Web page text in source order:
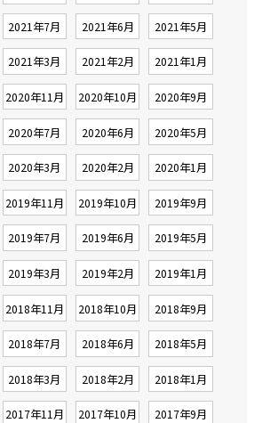
2021年7月 2021年6月 2021年5月
2021年3月 2021年2月 2021年1月
2020年11月 2020年10月 2020年9月
2020年7月 2020年6月 2020年5月
2020年3月 2020年2月 2020年1月
2019年11月 2019年10月 2019年9月
2019年7月 2019年6月 2019年5月
2019年3月 2019年2月 2019年1月
2018年11月 2018年10月 2018年9月
2018年7月 2018年6月 2018年5月
2018年3月 2018年2月 2018年1月
2017年11月 2017年10月 2017年9月